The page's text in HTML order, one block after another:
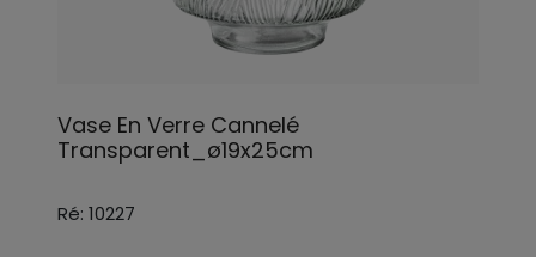
Vase En Verre Cannelé
Transparent_ø19x25cm
Ré: 10227